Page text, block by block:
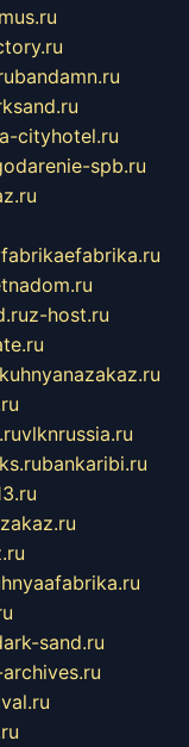
bandamn.ru
cityhotel.ru
spb.ru
z-host.ru
vlknrussia.ru
bankaribi.ru
sand.ru